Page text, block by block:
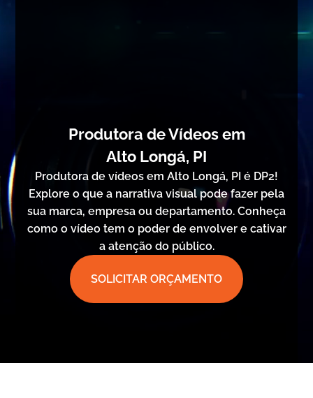
Produtora de Vídeos em
Alto Longá, PI
Produtora de vídeos em Alto Longá, PI é DP2!
Explore o que a narrativa visual pode fazer pela
sua marca, empresa ou departamento. Conheça
como o vídeo tem o poder de envolver e cativar
a atenção do público.
SOLICITAR ORÇAMENTO